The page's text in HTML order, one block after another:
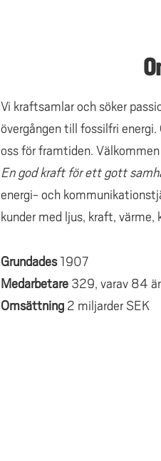
Vi kraftsamlar och söker
övergången till fossilfri
oss för framtiden.
En god kraft för ett gott
energi- och
kunder med ljus, kraft, värme,
Grundades1907
Medarbetare 329, varav 84
Omsättning 2 miljarder SEK